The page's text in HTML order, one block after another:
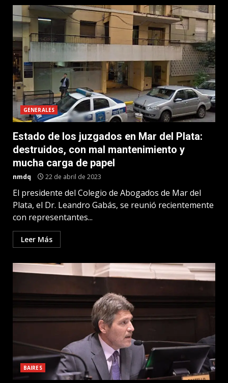
GENERALES
Estado de los juzgados en Mar del Plata:
destruidos, con mal mantenimiento y
mucha carga de papel
nmdq 22 de abril de 2023
El presidente del Colegio de Abogados de Mar del
Plata, el Dr. Leandro Gabás, se reunió recientemente
con representantes...
Leer Más
BAIRES